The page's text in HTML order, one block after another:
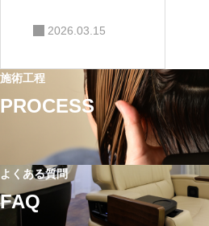
解説
2026.03.15
施術工程
PROCESS
よくある質問
FAQ